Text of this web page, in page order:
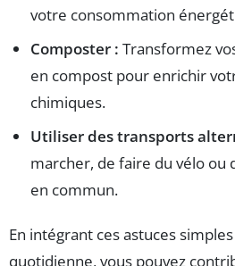
votre consommation
Composter : Transformez
en compost pour enrichir
chimiques.
Utiliser des transports
marcher, de faire du vélo ou
en commun.
En intégrant ces astuces
quotidienne, vous pouvez